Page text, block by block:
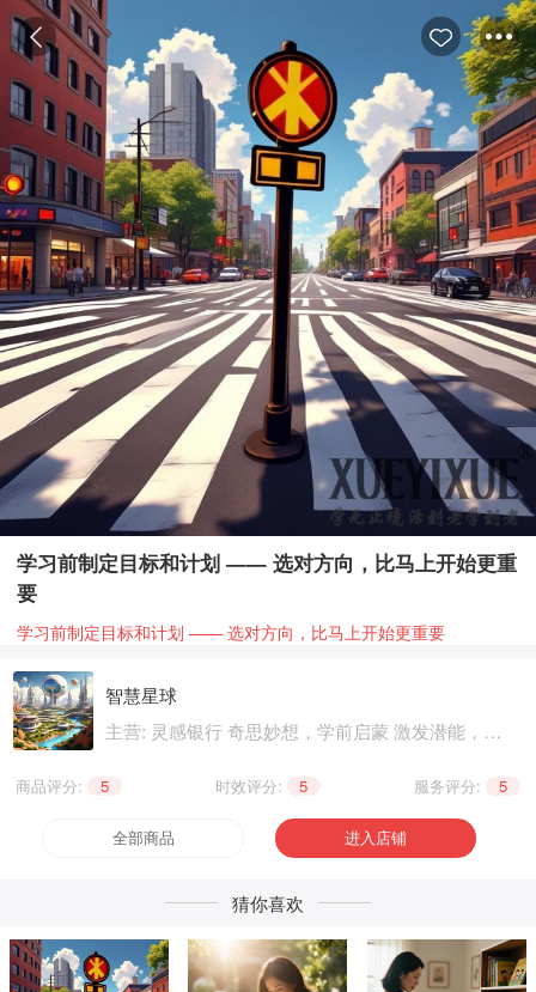
学习前制定目标和计划 —— 选对方向，比马上开始更重
要
学习前制定目标和计划 —— 选对方向，比马上开始更重要
智慧星球
主营: 灵感银行 奇思妙想，学前启蒙 激发潜能，基
精神文化
商品评分: 5 时效评分: 5 服务评分: 5
全部商品 进入店铺
猜你喜欢